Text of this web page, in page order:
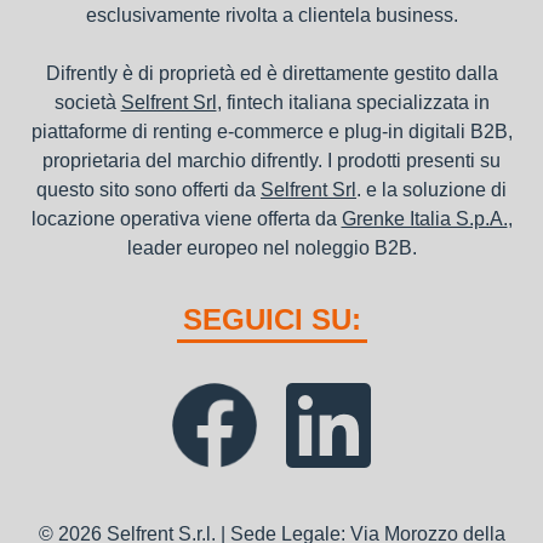
esclusivamente rivolta a clientela business.
Difrently è di proprietà ed è direttamente gestito dalla
società Selfrent Srl , fintech italiana specializzata in
piattaforme di renting e-commerce e plug-in digitali B2B,
proprietaria del marchio difrently. I prodotti presenti su
questo sito sono offerti da Selfrent Srl . e la soluzione di
locazione operativa viene offerta da Grenke Italia S.p.A.,
leader europeo nel noleggio B2B.
SEGUICI SU:
© 2026 Selfrent S.r.l. | Sede Legale: Via Morozzo della